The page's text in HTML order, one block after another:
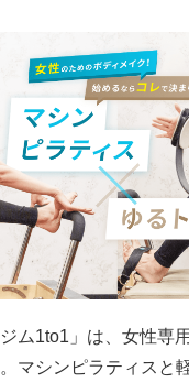
ジム1to1」は、女性専
マシンピラティスと